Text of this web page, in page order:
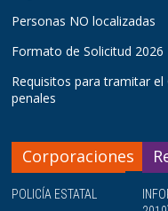
Personas NO localizadas
Formato de Solicitud 2026
Requisitos para tramitar
penales
Corporaciones
POLICÍA ESTATAL